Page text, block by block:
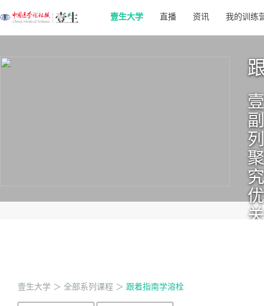
壹生大学 直播 资讯 我的训练
壹生大学 ＞ 全部系列课程 ＞ 跟着指南学溶栓